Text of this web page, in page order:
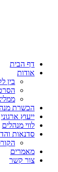
דף הבית
אודות
בין
הכשרת
ייעוץ ארגוני
לווי מנהלים
סדנאות
מאמרים
צור קשר